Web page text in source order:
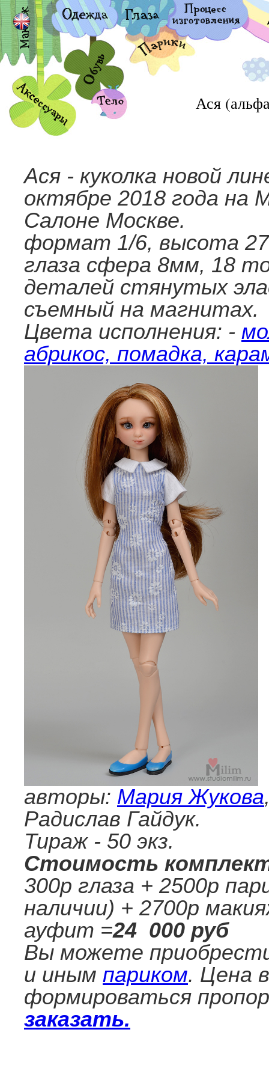
Ася
Ася - куколка новой
октябре 2018 года на
Салоне Москве.
формат 1/6, высота
глаза сфера 8мм, 18
деталей стянутых
съемный на магнитах.
Цвета исполнения: -
абрикос, помадка,
авторы: Мария Жукова
Радислав Гайдук.
Тираж - 50 экз.
Стоимость
300р глаза + 2500р
наличии) + 2700р
ауфит =24 000 руб
Вы можете
и иным париком. Цена
формироваться
заказать.